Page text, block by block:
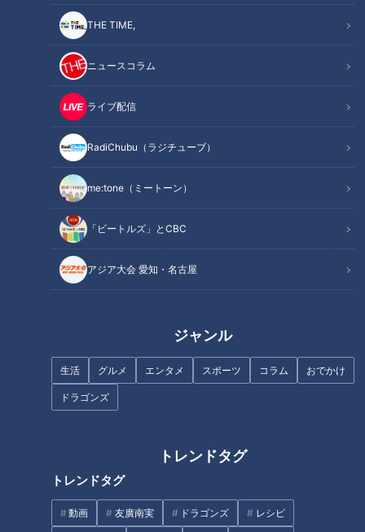
THE TIME,
ニュースコラム
ライブ配信
RadiChubu（ラジチューブ）
me:tone（ミートーン）
「ビートルズ」とCBC
アジア大会 愛知・名古屋
ジャンル
生活 グルメ エンタメ スポーツ コラム おでかけ
ドラゴンズ
トレンドタグ
トレンドタグ
動画 友廣南実 ドラゴンズ レシピ
この記事を見たあなたへのおすすめ
プラネタリウムはじめて物語～
壮大な夢は“究極の天体ショ
ー”へと進化した！
まさに世界革命！「消せるボー
ルペン」登場の衝撃～ボールペ
サザンオールスターズ40周年の
夏～シンドバッドは勝手にララ
ラ・ラララ・ラララ♪
ついに…アレが届きました！喜
ぶ賀久くん～定期配信型ドキュ
メンタリー「ピエロと呼ばれた
ブーム到来!? 古くて新しい名古